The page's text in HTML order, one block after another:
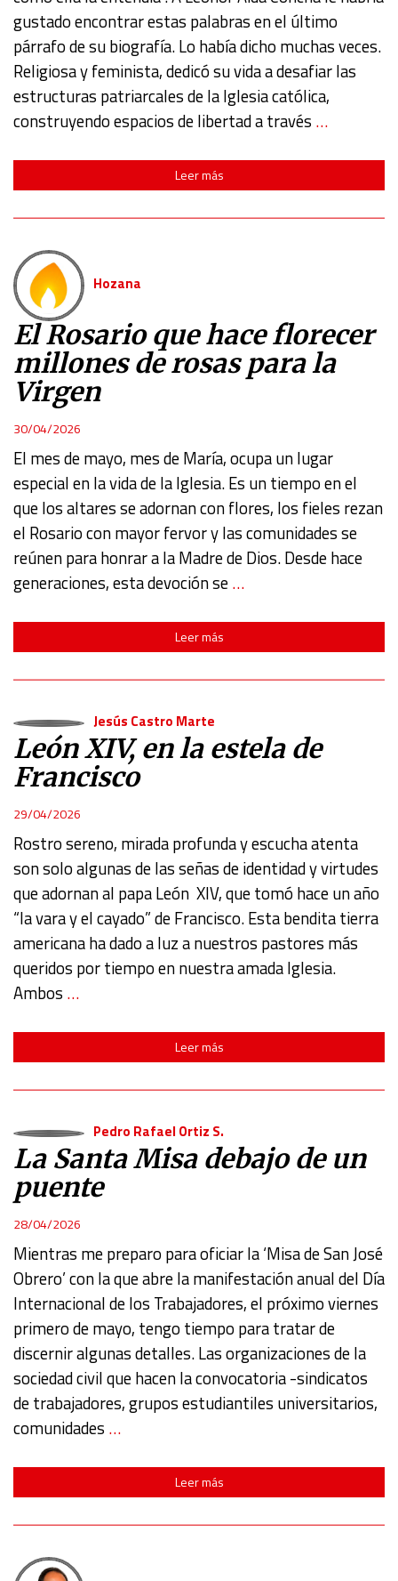
gustado encontrar estas palabras en el último
párrafo de su biografía. Lo había dicho muchas veces.
Religiosa y feminista, dedicó su vida a desafiar las
estructuras patriarcales de la Iglesia católica,
construyendo espacios de libertad a través …
Leer más
Hozana
El Rosario que hace florecer
millones de rosas para la
Virgen
30/04/2026
El mes de mayo, mes de María, ocupa un lugar
especial en la vida de la Iglesia. Es un tiempo en el
que los altares se adornan con flores, los fieles rezan
el Rosario con mayor fervor y las comunidades se
reúnen para honrar a la Madre de Dios. Desde hace
generaciones, esta devoción se…
Leer más
Jesús Castro Marte
León XIV, en la estela de
Francisco
29/04/2026
Rostro sereno, mirada profunda y escucha atenta
son solo algunas de las señas de identidad y virtudes
que adornan al papa León XIV, que tomó hace un año
“la vara y el cayado” de Francisco. Esta bendita tierra
americana ha dado a luz a nuestros pastores más
queridos por tiempo en nuestra amada Iglesia.
Ambos …
Leer más
Pedro Rafael Ortiz S.
La Santa Misa debajo de un
puente
28/04/2026
Mientras me preparo para oficiar la ‘Misa de San José
Obrero’ con la que abre la manifestación anual del Día
Internacional de los Trabajadores, el próximo viernes
primero de mayo, tengo tiempo para tratar de
discernir algunas detalles. Las organizaciones de la
sociedad civil que hacen la convocatoria -sindicatos
de trabajadores, grupos estudiantiles universitarios,
comunidades …
Leer más